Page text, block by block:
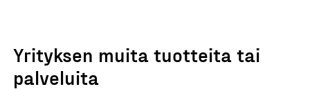
Yrityksen muita tuotteita tai
palveluita